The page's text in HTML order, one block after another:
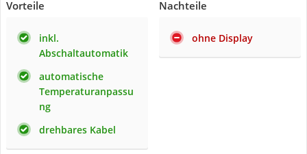
Vorteile
inkl.
Abschaltautomatik
automatische
Temperaturanpassu
ng
drehbares Kabel
Nachteile
ohne Display